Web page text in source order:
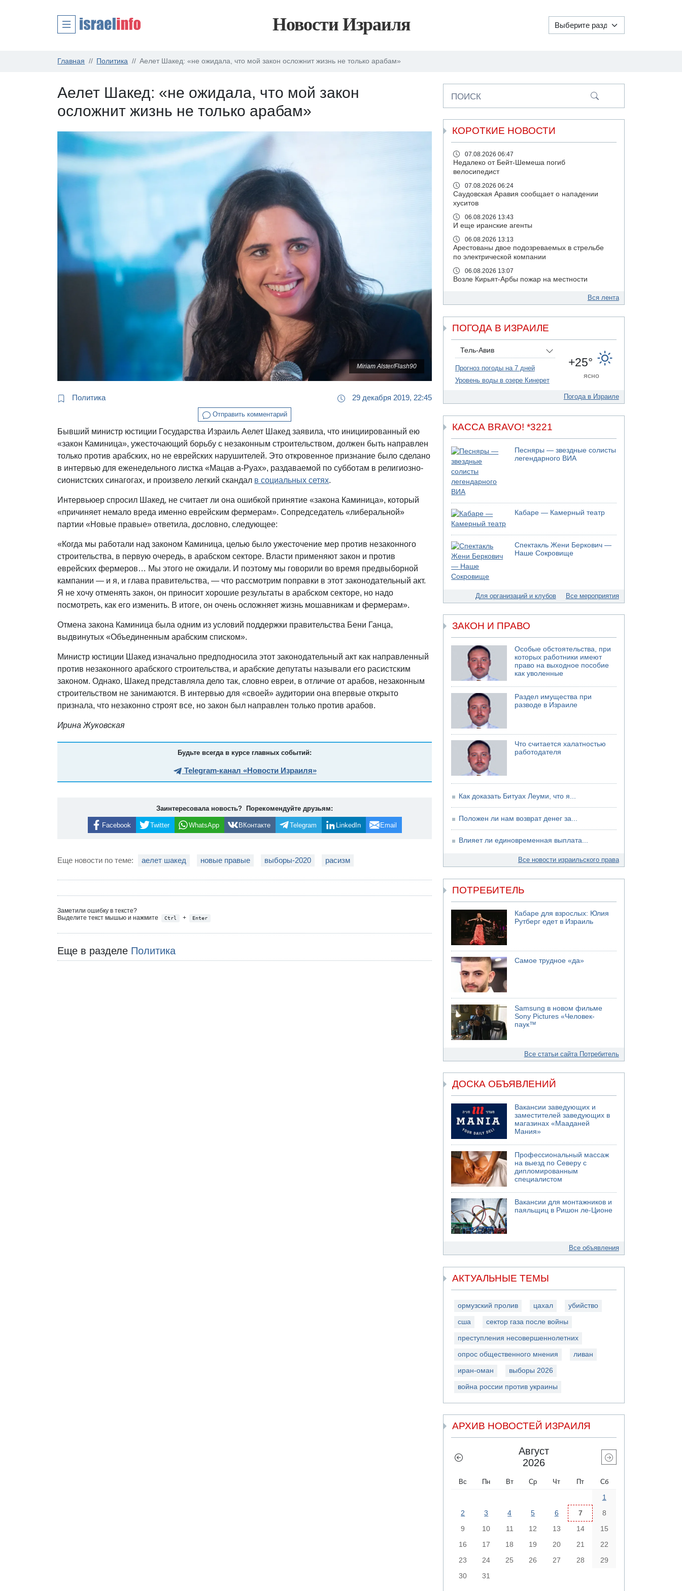
Новости Израиля
Главная Политика Аелет Шакед: «не ожидала, что мой закон осложнит жизнь не только арабам»
Аелет Шакед: «не ожидала, что мой закон
осложнит жизнь не только арабам»
Miriam Alster/Flash90
Политика 29 декабря 2019, 22:45
Отправить комментарий
Бывший министр юстиции Государства Израиль Аелет Шакед заявила, что инициированный ею
«закон Каминица», ужесточающий борьбу с незаконным строительством, должен быть направлен
только против арабских, но не еврейских нарушителей. Это откровенное признание было сделано
в интервью для еженедельного листка «Мацав а-Руах», раздаваемой по субботам в религиозно-
сионистских синагогах, и произвело легкий скандал в социальных сетях.
Интервьюер спросил Шакед, не считает ли она ошибкой принятие «закона Каминица», который
«причиняет немало вреда именно еврейским фермерам». Сопредседатель «либеральной»
партии «Новые правые» ответила, дословно, следующее:
«Когда мы работали над законом Каминица, целью было ужесточение мер против незаконного
строительства, в первую очередь, в арабском секторе. Власти применяют закон и против
еврейских фермеров… Мы этого не ожидали. И поэтому мы говорили во время предвыборной
кампании — и я, и глава правительства, — что рассмотрим поправки в этот законодательный акт.
Я не хочу отменять закон, он приносит хорошие результаты в арабском секторе, но надо
посмотреть, как его изменить. В итоге, он очень осложняет жизнь мошавникам и фермерам».
Отмена закона Каминица была одним из условий поддержки правительства Бени Ганца,
выдвинутых «Объединенным арабским списком».
Министр юстиции Шакед изначально предподносила этот законодательный акт как направленный
против незаконного арабского строительства, и арабские депутаты называли его расистским
законом. Однако, Шакед представляла дело так, словно евреи, в отличие от арабов, незаконным
строительством не занимаются. В интервью для «своей» аудитории она впервые открыто
признала, что незаконно строят все, но закон был направлен только против арабов.
Ирина Жуковская
Будьте всегда в курсе главных событий:
Telegram-канал «Новости Израиля»
Заинтересовала новость? Порекомендуйте друзьям:
Facebook Twitter WhatsApp ВКонтакте Telegram LinkedIn Email
Еще новости по теме: аелет шакед новые правые выборы-2020 расизм
Заметили ошибку в тексте?
Выделите текст мышью и нажмите
Ctrl + Enter
Еще в разделе Политика
ПОИСК
КОРОТКИЕ НОВОСТИ
07.08.2026 06:47
Недалеко от Бейт-Шемеша погиб
велосипедист
07.08.2026 06:24
Саудовская Аравия сообщает о нападении
хуситов
06.08.2026 13:43
И еще иранские агенты
06.08.2026 13:13
Арестованы двое подозреваемых в стрельбе
по электрической компании
06.08.2026 13:07
Возле Кирьят-Арбы пожар на местности
США не будут давить на Израиль в вопросе
06.08.2026 11:41
Трое подростков ограбили сексшоп в Холоне
06.08.2026 08:45
Взрыв в Северном Тель-Авиве
06.08.2026 08:11
Украинская атака на российский НПЗ
Израиль провел испытания системы
05.08.2026 18:28
МАДА призывает израильтян срочно сдавать
кровь
05.08.2026 17:00
Бывший посол Израиля в ООН Гилад Эрдан
объявит в четверг о создании новой
политической партии
05.08.2026 13:49
На севере Израиля на берег выбросило тело
05.08.2026 13:32
В России горят новые склады
Хуситы сообщают об атаке по Саудовскому
танкеру
05.08.2026 10:16
Левые активисты пытались ворваться в офис
Вся лента
ПОГОДА В ИЗРАИЛЕ
Тель-Авив
Прогноз погоды на 7 дней
Уровень воды в озере Кинерет
+25°
ясно
Погода в Израиле
КАССА BRAVO! *3221
Песняры — звездные солисты
легендарного ВИА
Кабаре — Камерный театр
Спектакль Жени Беркович —
Наше Сокровище
Для организаций и клубов Все мероприятия
ЗАКОН И ПРАВО
Особые обстоятельства, при
которых работники имеют
право на выходное пособие
как уволенные
Раздел имущества при
разводе в Израиле
Что считается халатностью
работодателя
Как доказать Битуах Леуми, что я...
Положен ли нам возврат денег за...
Влияет ли единовременная выплата...
Все новости израильского права
ПОТРЕБИТЕЛЬ
Кабаре для взрослых: Юлия
Рутберг едет в Израиль
Самое трудное «да»
Samsung в новом фильме
Sony Pictures «Человек-
паук™
Все статьи сайта Потребитель
ДОСКА ОБЪЯВЛЕНИЙ
Вакансии заведующих и
заместителей заведующих в
магазинах «Мааданей
Мания»
Профессиональный массаж
на выезд по Северу с
дипломированным
специалистом
Вакансии для монтажников и
паяльщиц в Ришон ле-Ционе
Все объявления
АКТУАЛЬНЫЕ ТЕМЫ
ормузский пролив цахал убийство
сша сектор газа после войны
преступления несовершеннолетних
опрос общественного мнения ливан
иран-оман выборы 2026
война россии против украины
АРХИВ НОВОСТЕЙ ИЗРАИЛЯ
Август
2026
Вс Пн Вт Ср Чт Пт Сб
1
2
3 4 5 6 7
8
9
10 11 12 13 14
15
16
17 18 19 20 21
22
23
24 25 26 27 28
29
30
31